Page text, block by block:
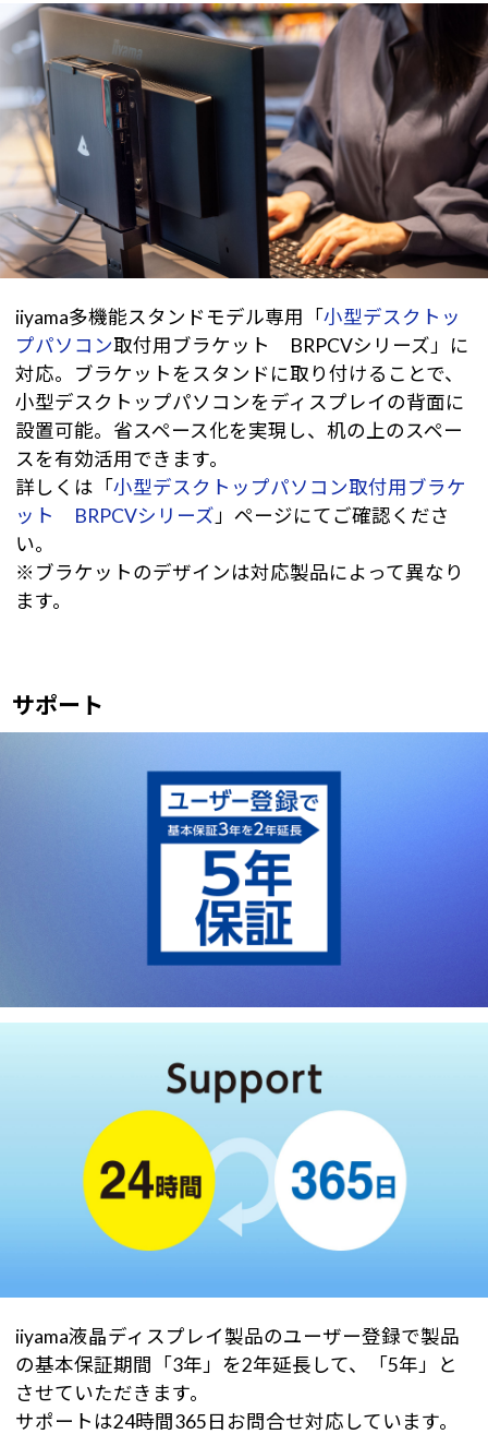
iiyama多機能スタンドモデル専用「小型デスクトッ
プパソコン取付用ブラケット BRPCVシリーズ」に
対応。ブラケットをスタンドに取り付けることで、
小型デスクトップパソコンをディスプレイの背面に
設置可能。省スペース化を実現し、机の上のスペー
スを有効活用できます。
詳しくは「小型デスクトップパソコン取付用ブラケ
ット BRPCVシリーズ 」ページにてご確認くださ
い。
※ブラケットのデザインは対応製品によって異なり
ます。
サポート
iiyama液晶ディスプレイ製品のユーザー登録で製品
の基本保証期間「3年」を2年延長して、「5年」と
させていただきます。
サポートは24時間365日お問合せ対応しています。